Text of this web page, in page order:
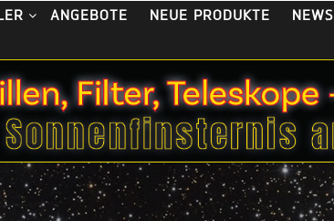
ANGEBOTE NEUE PRODUKTE
NEWS